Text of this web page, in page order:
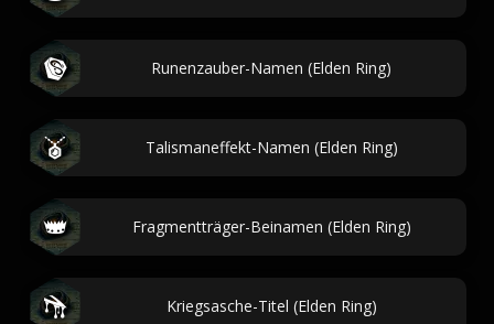
Runenzauber-Namen (Elden Ring)
Talismaneffekt-Namen (Elden Ring)
Fragmentträger-Beinamen (Elden Ring)
Kriegsasche-Titel (Elden Ring)